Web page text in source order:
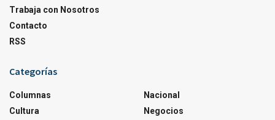
Trabaja con Nosotros
Contacto
RSS
Categorías
Columnas
Cultura
Nacional
Negocios